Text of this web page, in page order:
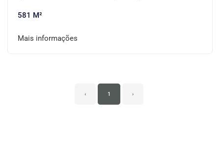
581 M²
Mais informações
‹ 1 ›